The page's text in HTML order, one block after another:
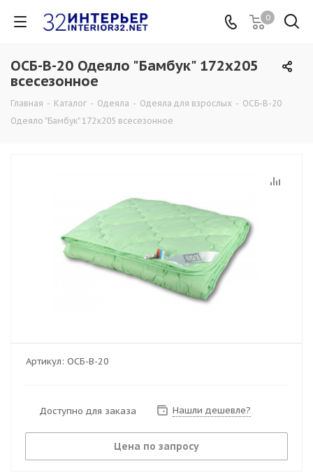
0
ОСБ-В-20 Одеяло "Бамбук" 172х205
всесезонное
Главная - Каталог - Одеяла - Одеяла для взрослых - ОСБ-В-20
Одеяло "Бамбук" 172х205 всесезонное
Артикул: ОСБ-В-20
Доступно для заказа Нашли дешевле?
Цена по запросу